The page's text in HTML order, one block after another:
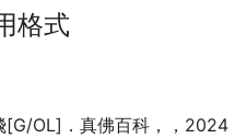
格式
[G/OL]．真佛百科，，2024